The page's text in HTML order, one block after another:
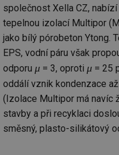
společnost Xella CZ,
tepelnou izolací Multipor
jako bílý pórobeton Ytong.
EPS, vodní páru však
odporu μ = 3, oproti μ = 25
oddálí vznik kondenzace
(Izolace Multipor má navíc
stavby a při recyklaci
směsný, plasto-silikátový